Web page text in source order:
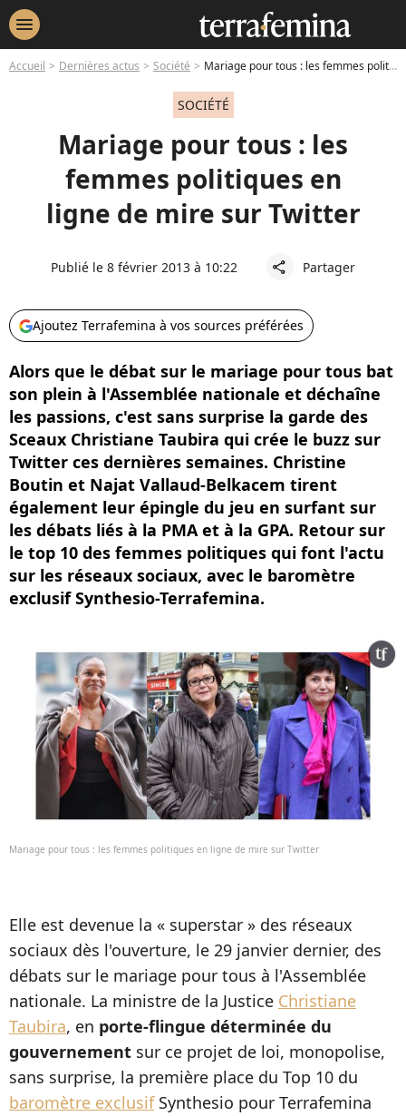
menu
Accueil Dernières actus Société Mariage pour tous : les femmes politiques en ligne de mire sur Twitter
SOCIÉTÉ
Mariage pour tous : les
femmes politiques en
ligne de mire sur Twitter
Publié le 8 février 2013 à 10:22 share Partager
Ajoutez Terrafemina à vos sources préférées
Alors que le débat sur le mariage pour tous bat
son plein à l'Assemblée nationale et déchaîne
les passions, c'est sans surprise la garde des
Sceaux Christiane Taubira qui crée le buzz sur
Twitter ces dernières semaines. Christine
Boutin et Najat Vallaud-Belkacem tirent
également leur épingle du jeu en surfant sur
les débats liés à la PMA et à la GPA. Retour sur
le top 10 des femmes politiques qui font l'actu
sur les réseaux sociaux, avec le baromètre
exclusif Synthesio-Terrafemina.
Mariage pour tous : les femmes politiques en ligne de mire sur Twitter
Elle est devenue la « superstar » des réseaux
sociaux dès l'ouverture, le 29 janvier dernier, des
débats sur le mariage pour tous à l'Assemblée
nationale. La ministre de la Justice Christiane
Taubira, en porte-flingue déterminée du
gouvernement sur ce projet de loi, monopolise,
sans surprise, la première place du Top 10 du
baromètre exclusifSynthesio pour Terrafemina